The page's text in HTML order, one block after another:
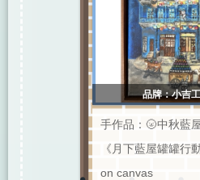
品牌：小吉
手作品：🌝中秋藍
《月下藍屋罐罐行
on canvas